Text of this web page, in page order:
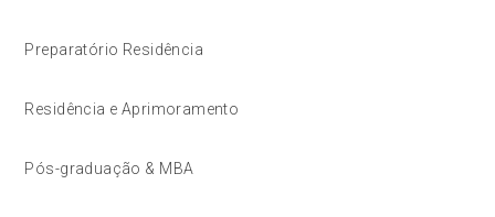
Preparatório Residência
Residência e Aprimoramento
Pós-graduação & MBA